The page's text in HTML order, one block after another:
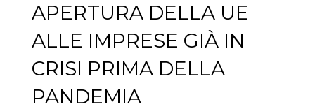
APERTURA DELLA UE
ALLE IMPRESE GIÀ IN
CRISI PRIMA DELLA
PANDEMIA